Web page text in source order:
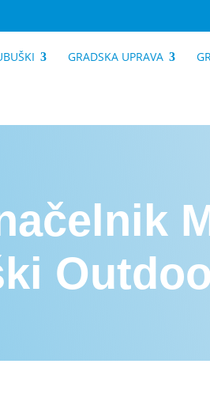
GRADSKA UPRAVA